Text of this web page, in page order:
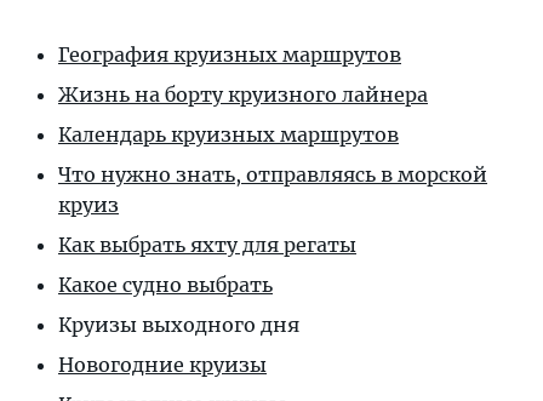
География круизных маршрутов
Жизнь на борту круизного лайнера
Календарь круизных маршрутов
Что нужно знать, отправляясь в морской
круиз
Как выбрать яхту для регаты
Какое судно выбрать
Круизы выходного дня
Новогодние круизы